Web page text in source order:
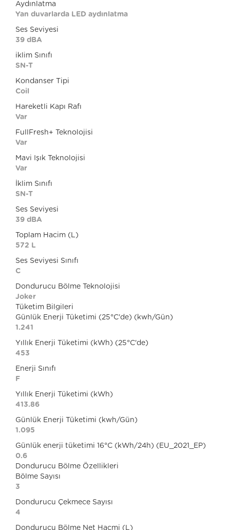
Aydınlatma
Yan duvarlarda LED aydınlatma
Ses Seviyesi
39 dBA
iklim Sınıfı
SN-T
Kondanser Tipi
Coil
Hareketli Kapı Rafı
Var
FullFresh+ Teknolojisi
Var
Mavi Işık Teknolojisi
Var
İklim Sınıfı
SN-T
Ses Seviyesi
39 dBA
Toplam Hacim (L)
572 L
Ses Seviyesi Sınıfı
C
Dondurucu Bölme Teknolojisi
Joker
Tüketim Bilgileri
Günlük Enerji Tüketimi (25°C'de) (kwh/Gün)
1.241
Yıllık Enerji Tüketimi (kWh) (25°C'de)
453
Enerji Sınıfı
F
Yıllık Enerji Tüketimi (kWh)
413.86
Günlük Enerji Tüketimi (kwh/Gün)
1.095
Günlük enerji tüketimi 16°C (kWh/24h) (EU_2021_EP)
0.6
Dondurucu Bölme Özellikleri
Bölme Sayısı
3
Dondurucu Çekmece Sayısı
4
Dondurucu Bölme Net Hacmi (L)